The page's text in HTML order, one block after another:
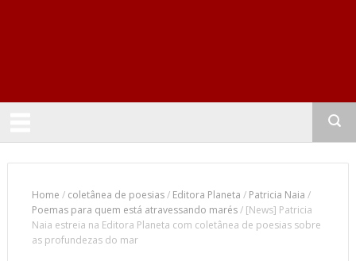
Home / coletânea de poesias/ Editora Planeta / Patricia Naia /
Poemas para quem está atravessando marés/ [News] Patricia
Naia estreia na Editora Planeta com coletânea de poesias sobre
as profundezas do mar